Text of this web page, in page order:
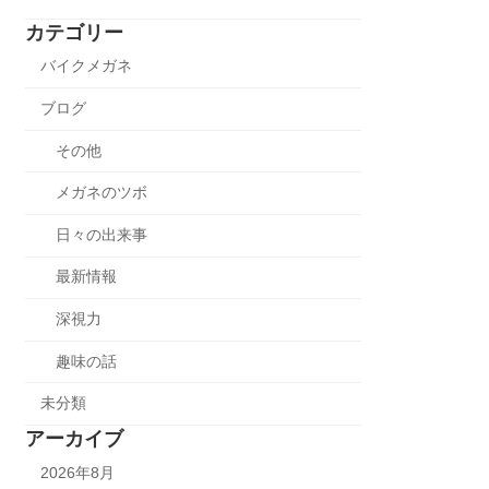
カテゴリー
バイクメガネ
ブログ
その他
メガネのツボ
日々の出来事
最新情報
深視力
趣味の話
未分類
アーカイブ
2026年8月